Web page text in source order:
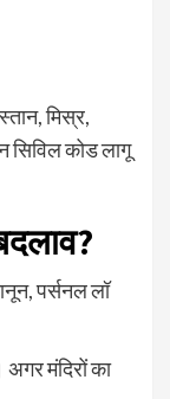
मिस्र,
सिविल कोड लागू
पर्सनल लॉ
मंदिरों का